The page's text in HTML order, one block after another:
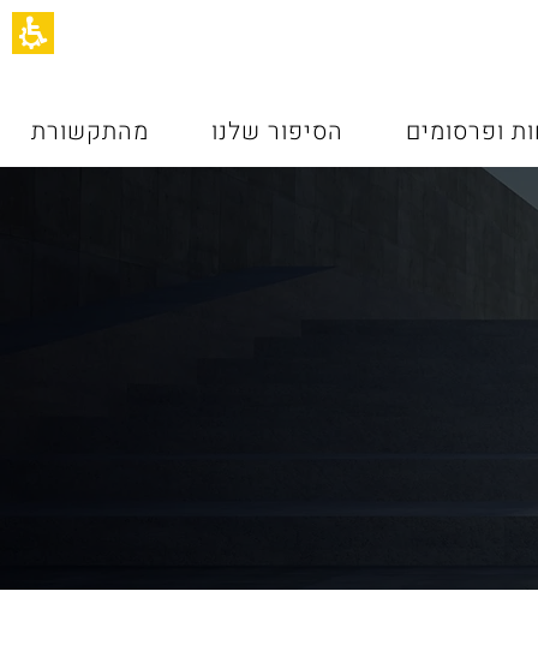
תחילתו
של
דף
מהתקשורת הסיפור שלנו ופרסומים